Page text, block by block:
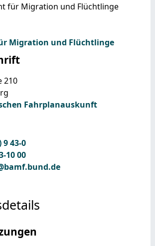
für Migration und Flüchtlinge
Migration und Flüchtlinge
210
Fahrplanauskunft
943-0
1000